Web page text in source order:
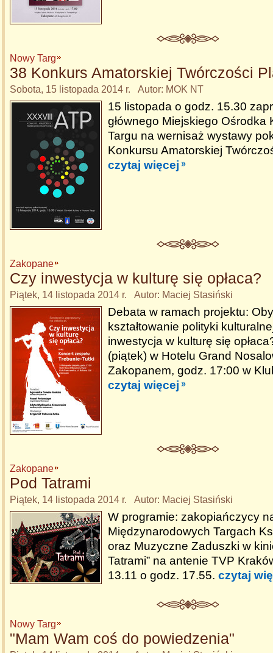
Nowy Targ
38 Konkurs Amatorskiej Twórczości
Sobota, 15 listopada 2014 r. Autor: MOK NT
15 listopada o godz. 15.30
głównego Miejskiego Ośrodka
Targu na wernisaż wystawy
Konkursu Amatorskiej
czytaj więcej
Zakopane
Czy inwestycja w kulturę się opłaca?
Piątek, 14 listopada 2014 r. Autor: Maciej Stasiński
Debata w ramach projektu:
kształtowanie polityki
inwestycja w kulturę się
(piątek) w Hotelu Grand
Zakopanem, godz. 17:00 w
czytaj więcej
Zakopane
Pod Tatrami
Piątek, 14 listopada 2014 r. Autor: Maciej Stasiński
W programie: zakopiańczycy
Międzynarodowych Targach
oraz Muzyczne Zaduszki w
Tatrami” na antenie TVP
13.11 o godz. 17.55. czytaj
Nowy Targ
"Mam Wam coś do powiedzenia"